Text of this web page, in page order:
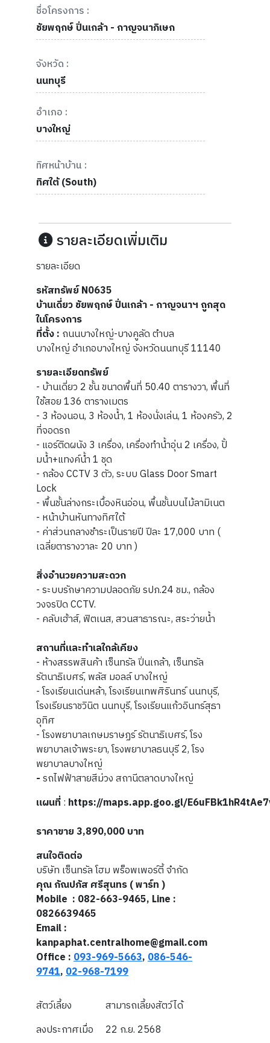
ชื่อโครงการ :
ชัยพฤกษ์ ปิ่นเกล้า - กาญจนาภิเษก
จังหวัด :
นนทบุรี
อำเภอ :
บางใหญ่
ทิศหน้าบ้าน :
ทิศใต้ (South)
รายละเอียดเพิ่มเติม
รายละเอียด
รหัสทรัพย์ N0635
บ้านเดี่ยว ชัยพฤกษ์ ปิ่นเกล้า - กาญจนาฯ ถูกสุด
ในโครงการ
ที่ตั้ง : ถนนบางใหญ่-บางคูลัด ตำบล
บางใหญ่ อำเภอบางใหญ่ จังหวัดนนทบุรี 11140
รายละเอียดทรัพย์
- บ้านเดี่ยว 2 ชั้น ขนาดพื้นที่ 50.40 ตารางวา, พื้นที่
ใช้สอย 136 ตารางเมตร
- 3 ห้องนอน, 3 ห้องน้ำ, 1 ห้องนั่งเล่น, 1 ห้องครัว, 2
ที่จอดรถ
- แอร์ติดผนัง 3 เครื่อง, เครื่องทำน้ำอุ่น 2 เครื่อง, ปั้
มน้ำ+แทงค์น้ำ 1 ชุด
- กล้อง CCTV 3 ตัว, ระบบ Glass Door Smart
Lock
- พื้นชั้นล่างกระเบื้องหินอ่อน, พื้นชั้นบนไม้ลามิเนต
- หน้าบ้านหันทางทิศใต้
- ค่าส่วนกลางชำระเป็นรายปี ปีละ 17,000 บาท (
เฉลี่ยตารางวาละ 20 บาท )
สิ่งอำนวยความสะดวก
- ระบบรักษาความปลอดภัย รปภ.24 ชม., กล้อง
วงจรปิด CCTV.
- คลับเฮ้าส์, ฟิตเนส, สวนสาธารณะ, สระว่ายน้ำ
สถานที่และทำเลใกล้เคียง
- ห้างสรรพสินค้า เซ็นทรัล ปิ่นเกล้า, เซ็นทรัล
รัตนาธิเบศร์, พลัส มอลล์ บางใหญ่
- โรงเรียนเด่นหล้า, โรงเรียนเทพศิรินทร์ นนทบุรี,
โรงเรียนราชวินิต นนทบุรี, โรงเรียนแก้วอินทร์สุธา
อุทิศ
- โรงพยาบาลเกษมราษฏร์ รัตนาธิเบศร์, โรง
พยาบาลเจ้าพระยา, โรงพยาบาลธนบุรี 2, โรง
พยาบาลบางใหญ่
-รถไฟฟ้าสายสีม่วง สถานีตลาดบางใหญ่
แผนที่: https://maps.app.goo.gl/
ราคาขาย 3,890,000 บาท
สนใจติดต่อ
บริษัท เซ็นทรัล โฮม พร็อพเพอร์ตี้ จำกัด
คุณ กัณปภัส ศรีสุนทร ( พาร์ท )
Mobile : 082-663-9465, Line :
0826639465
Email :
kanpaphat.centralhome@gmail.com
Office :093-969-5663,086-546-
9741,02-968-7199
สัตว์เลี้ยง
สามารถเลี้ยงสัตว์ได้
ลงประกาศเมื่อ
22 ก.ย. 2568